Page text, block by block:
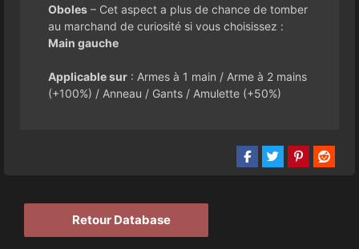
Oboles – Cet aspect a plus de chance de tomber
au marchand de curiosité si vous choisissez :
Main gauche
Applicable sur : Armes à 1 main / Arme à 2 mains
(+100%) / Anneau / Gants / Amulette (+50%)
Retour Database